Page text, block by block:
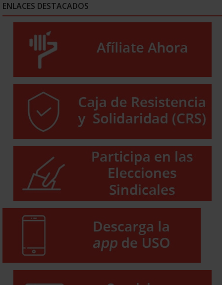
ENLACES DESTACADOS